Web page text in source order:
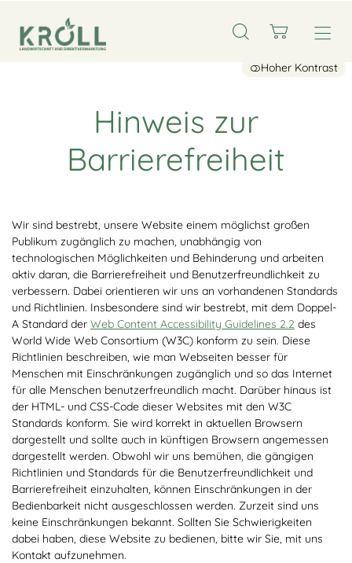
Hoher Kontrast
Hinweis zur
Barrierefreiheit
Wir sind bestrebt, unsere Website einem möglichst großen
Publikum zugänglich zu machen, unabhängig von
technologischen Möglichkeiten und Behinderung und arbeiten
aktiv daran, die Barrierefreiheit und Benutzerfreundlichkeit zu
verbessern. Dabei orientieren wir uns an vorhandenen Standards
und Richtlinien. Insbesondere sind wir bestrebt, mit dem Doppel-
A Standard der Web Content Accessibility Guidelines 2.2 des
World Wide Web Consortium (W3C) konform zu sein. Diese
Richtlinien beschreiben, wie man Webseiten besser für
Menschen mit Einschränkungen zugänglich und so das Internet
für alle Menschen benutzerfreundlich macht. Darüber hinaus ist
der HTML- und CSS-Code dieser Websites mit den W3C
Standards konform. Sie wird korrekt in aktuellen Browsern
dargestellt und sollte auch in künftigen Browsern angemessen
dargestellt werden. Obwohl wir uns bemühen, die gängigen
Richtlinien und Standards für die Benutzerfreundlichkeit und
Barrierefreiheit einzuhalten, können Einschränkungen in der
Bedienbarkeit nicht ausgeschlossen werden. Zurzeit sind uns
keine Einschränkungen bekannt. Sollten Sie Schwierigkeiten
dabei haben, diese Website zu bedienen, bitte wir Sie, mit uns
Kontakt aufzunehmen.